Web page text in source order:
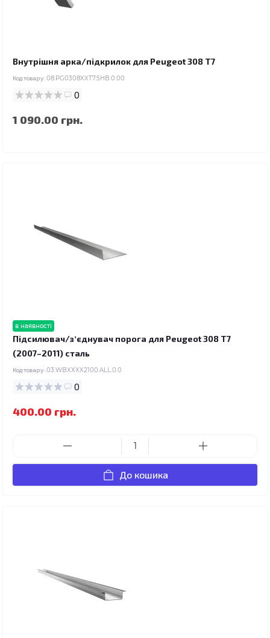
Внутрішня арка/підкрилок для Peugeot 308 T7
Код товару: 08.PG0308XXT7.5HB.0.00
0
1 090.00 грн.
в наявності
Підсилювач/зʼєднувач порога для Peugeot 308 T7
(2007–2011) сталь
Код товару: 03.WBXXXX2100.ALL.0.0
0
400.00 грн.
До кошика